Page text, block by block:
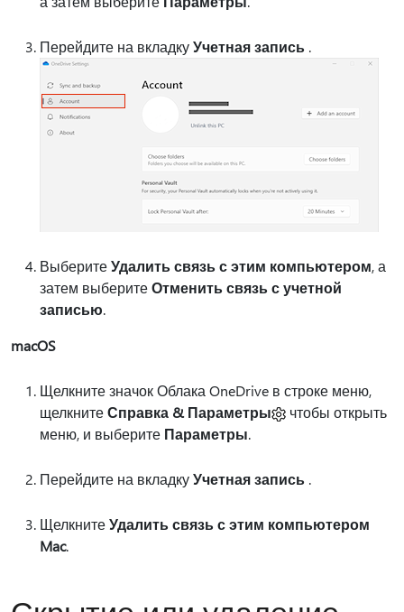
Перейдите на вкладкуУчетная запись .
ВыберитеУдалить связь с этим компьютером, а
затем выберитеОтменить связь с учетной
записью.
macOS
Щелкните значок Облака OneDrive в строке меню,
щелкнитеСправка & Параметры
чтобы открыть
меню, и выберите Параметры.
Перейдите на вкладкуУчетная запись .
ЩелкнитеУдалить связь с этим компьютером
Mac.